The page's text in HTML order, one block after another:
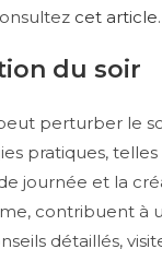
cet article.
du soir
perturber le
pratiques,
journée et la
contribuent à
détaillés,